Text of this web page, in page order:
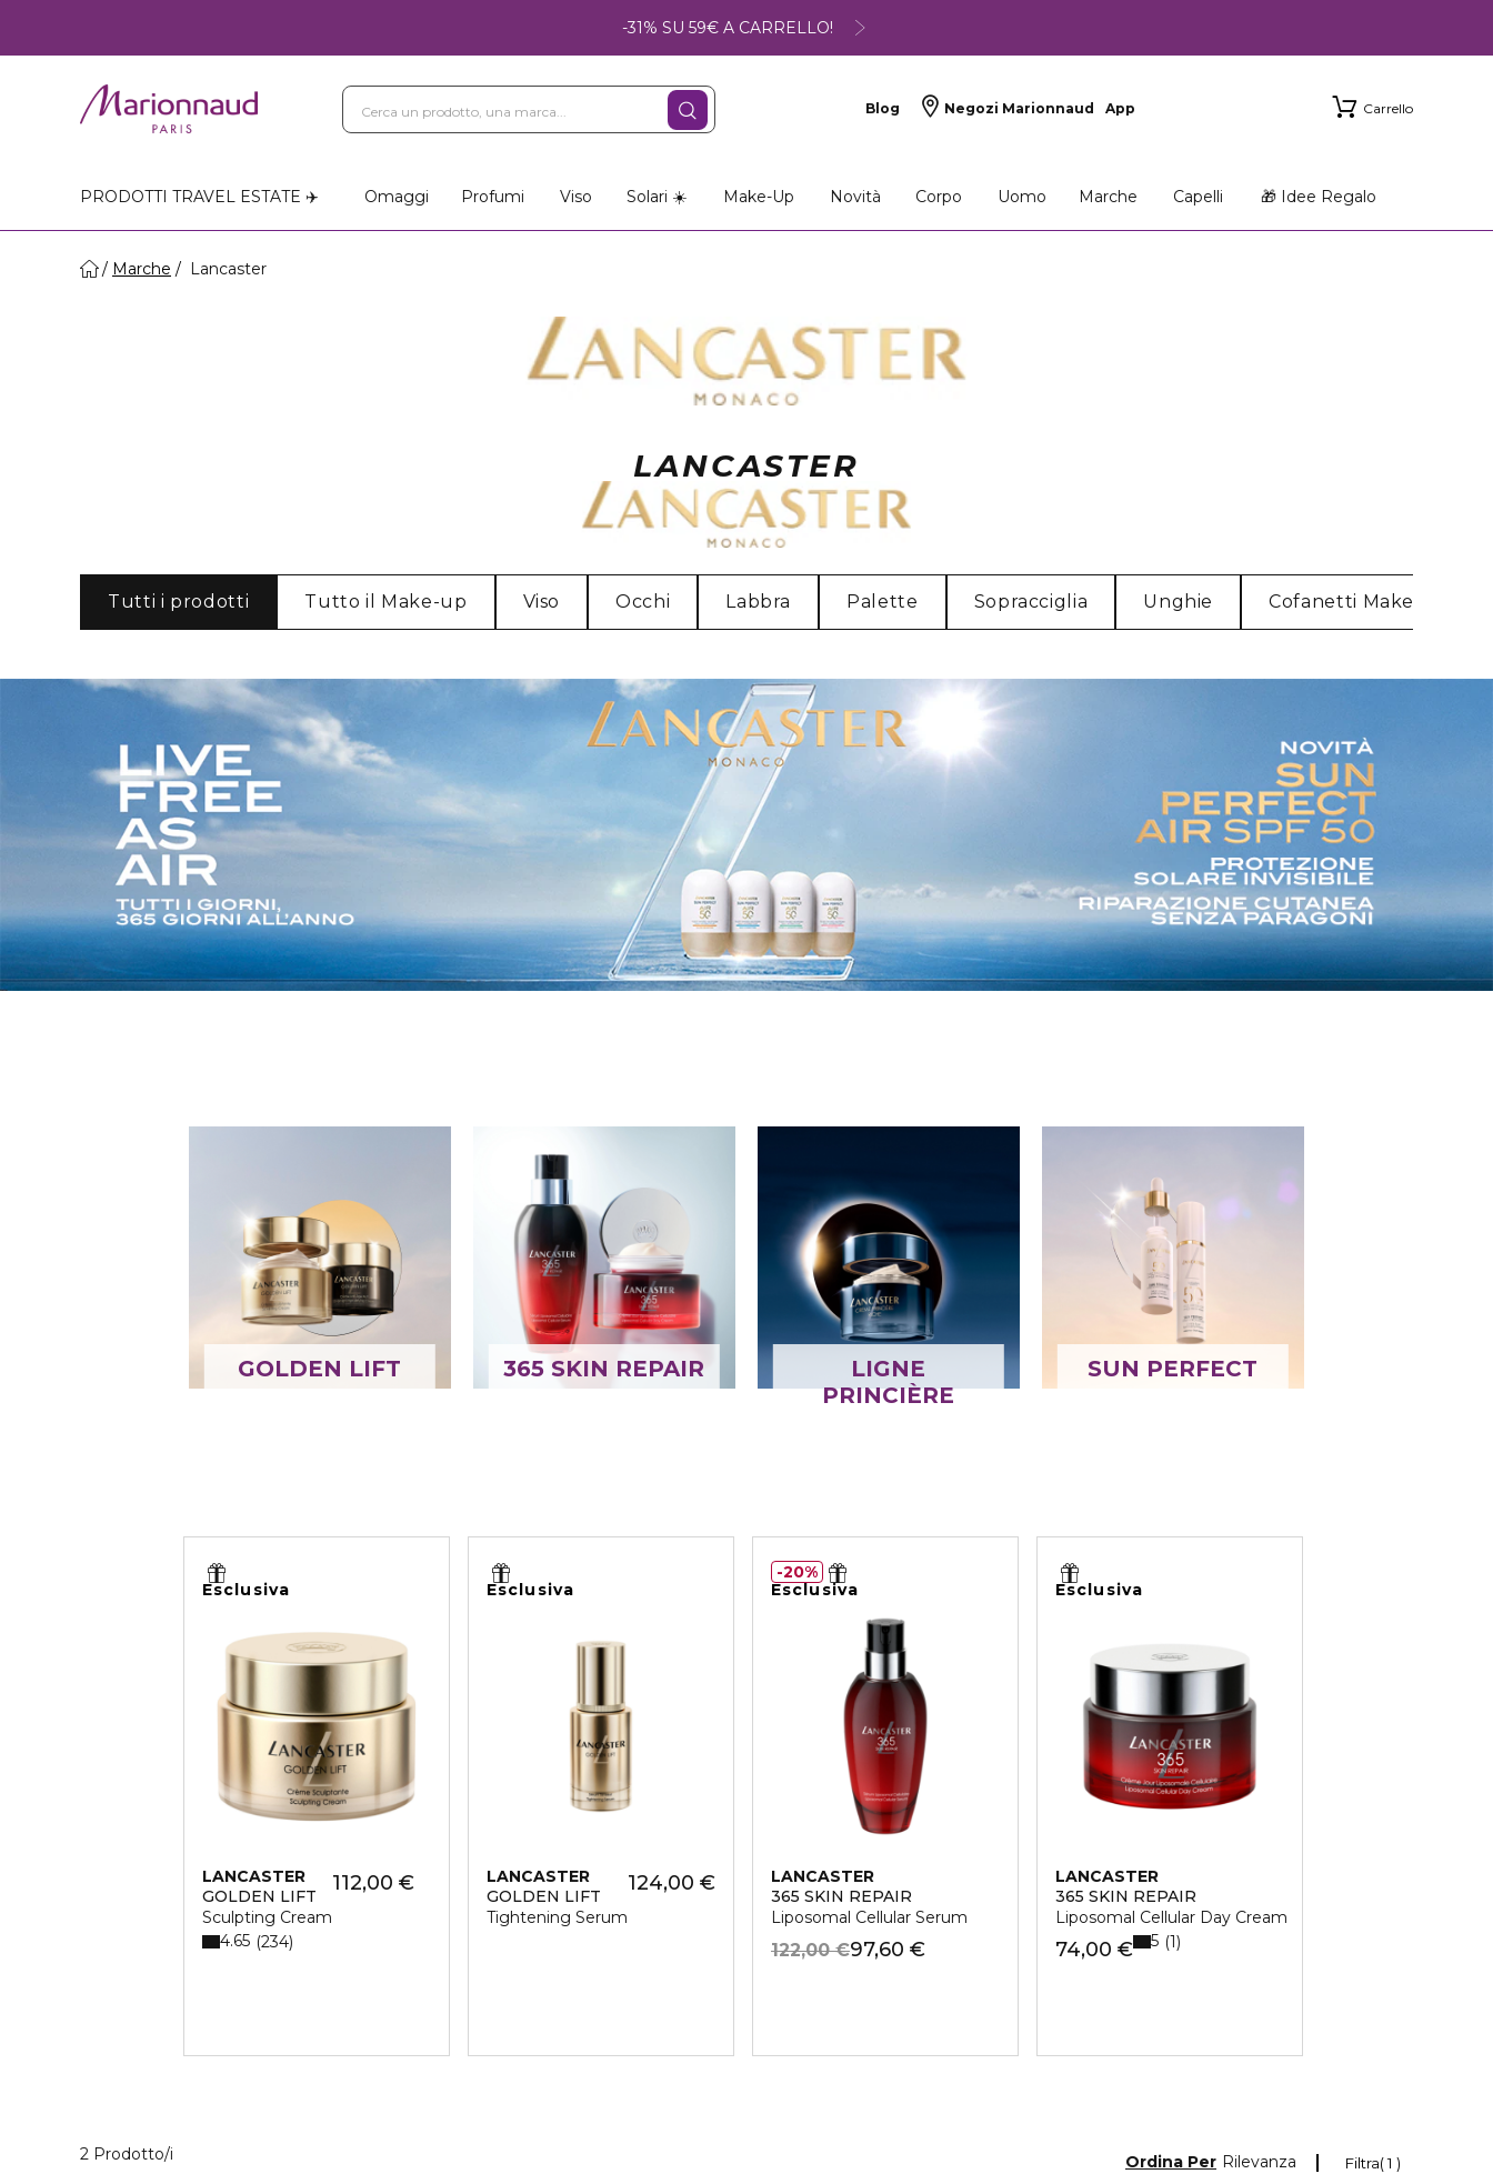
-31% SU 59€ A CARRELLO!
Blog Negozi Marionnaud App Carrello
PRODOTTI TRAVEL ESTATE ✈️ Omaggi Profumi Viso Solari ☀️ Make-Up Novità Corpo Uomo Marche Capelli 🎁 Idee Regalo
Marche Lancaster
LANCASTER
Tutti i prodotti Tutto il Make-up Viso Occhi Labbra Palette Sopracciglia Unghie Cofanetti Make-Up
GOLDEN LIFT 365 SKIN REPAIR
LIGNE
PRINCIÈRE
SUN PERFECT
Esclusiva
LANCASTER
GOLDEN LIFT
Sculpting Cream
112,00 €
4.65 234
Esclusiva
LANCASTER
GOLDEN LIFT
Tightening Serum
124,00 €
Esclusiva
LANCASTER
365 SKIN REPAIR
Liposomal Cellular Serum
97,60 €
122,00 €
20%
Esclusiva
LANCASTER
365 SKIN REPAIR
Liposomal Cellular Day Cream
74,00 € 5 1
2 Prodotto/i Filtra 1
Ordina Per Rilevanza